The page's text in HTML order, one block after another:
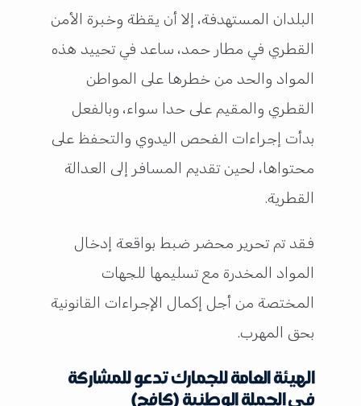
البلدان المستهدفة، إلا أن يقظة وخبرة الأمن
القطري في مطار حمد، ساعد في تحييد هذه
المواد والحد من خطرها على المواطن
القطري والمقيم على حدا سواء، وبالفعل
بدأت إجراءات الفحص اليدوي والتحفظ على
محتواها، لحين تقديم المسافر إلى العدالة
القطرية.
فقد تم تحرير محضر ضبط بواقعة إدخال
المواد المخدرة مع تسليمها للجهات
المختصة من أجل إكمال الإجراءات القانونية
بحق المهرب.
الهيئة العامة للجمارك تدعو للمشاركة
في الحملة الوطنية (كافح)